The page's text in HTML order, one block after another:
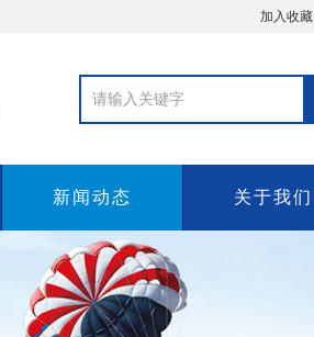
加入收藏
新闻动态 关于我们